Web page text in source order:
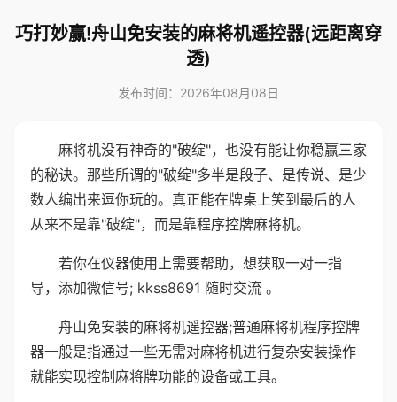
巧打妙赢!舟山免安装的麻将机遥控器(远距离穿
透)
发布时间：2026年08月08日
麻将机没有神奇的"破绽"，也没有能让你稳赢三家
的秘诀。那些所谓的"破绽"多半是段子、是传说、是少
数人编出来逗你玩的。真正能在牌桌上笑到最后的人
从来不是靠"破绽"，而是靠程序控牌麻将机。
若你在仪器使用上需要帮助，想获取一对一指
导，添加微信号; kkss8691 随时交流 。
舟山免安装的麻将机遥控器;普通麻将机程序控牌
器一般是指通过一些无需对麻将机进行复杂安装操作
就能实现控制麻将牌功能的设备或工具。